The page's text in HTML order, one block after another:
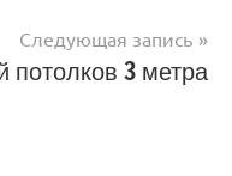
Следующая запись
потолков 3 метра